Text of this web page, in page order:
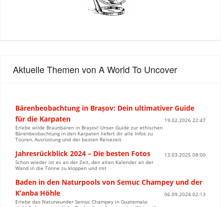
Aktuelle Themen von A World To Uncover
Bärenbeobachtung in Brașov: Dein ultimativer Guide
für die Karpaten
19.02.2026 22:47
Erlebe wilde Braunbären in Brașov! Unser Guide zur ethischen
Bärenbeobachtung in den Karpaten liefert dir alle Infos zu
Touren, Ausrüstung und der besten Reisezeit.
Jahresrückblick 2024 – Die besten Fotos
13.03.2025 08:00
Schon wieder ist es an der Zeit, den alten Kalender an der
Wand in die Tonne zu kloppen und mit
Baden in den Naturpools von Semuc Champey und der
K’anba Höhle
06.09.2024 02:13
Erlebe das Naturwunder Semuc Champey in Guatemala: